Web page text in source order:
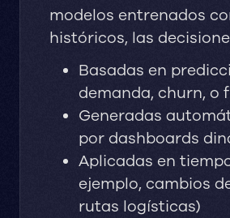
modelos entrenados
históricos, las
Basadas en
demanda, churn, o
Generadas
por dashboards
Aplicadas en
ejemplo, cambios
rutas logísticas)